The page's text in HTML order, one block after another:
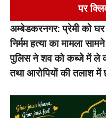
पर
अम्बेडकरनगर: प्रेमी को
निर्मम हत्या का मामला
पुलिस ने शव को कब्जे में ले
तथा आरोपियों की तलाश में